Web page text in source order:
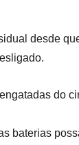
desde
do
baterias